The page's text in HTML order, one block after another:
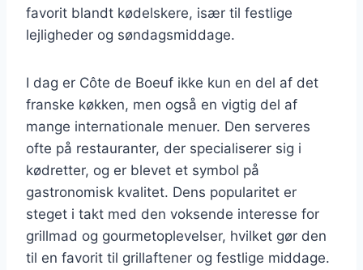
favorit blandt kødelskere, især til festlige
lejligheder og søndagsmiddage.
I dag er Côte de Boeuf ikke kun en del af det
franske køkken, men også en vigtig del af
mange internationale menuer. Den serveres
ofte på restauranter, der specialiserer sig i
kødretter, og er blevet et symbol på
gastronomisk kvalitet. Dens popularitet er
steget i takt med den voksende interesse for
grillmad og gourmetoplevelser, hvilket gør den
til en favorit til grillaftener og festlige middage.